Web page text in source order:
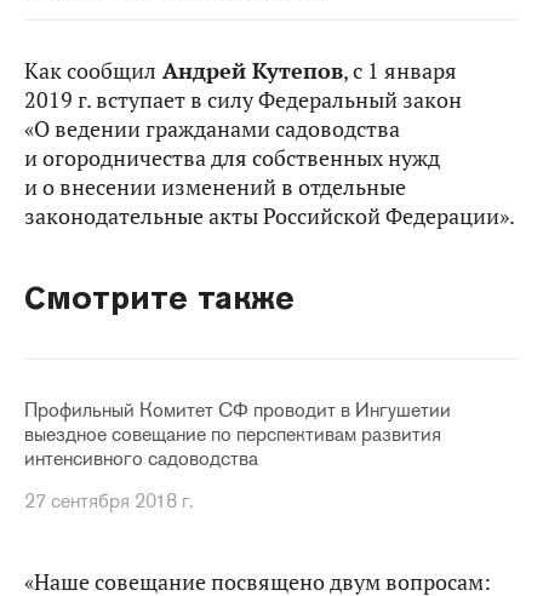
Как сообщил Андрей Кутепов, с 1 января
2019 г. вступает в силу Федеральный закон
«О ведении гражданами садоводства
и огородничества для собственных нужд
и о внесении изменений в отдельные
законодательные акты Российской Федерации».
Смотрите также
Профильный Комитет СФ проводит в Ингушетии
выездное совещание по перспективам развития
интенсивного садоводства
27 сентября 2018 г.
«Наше совещание посвящено двум вопросам: